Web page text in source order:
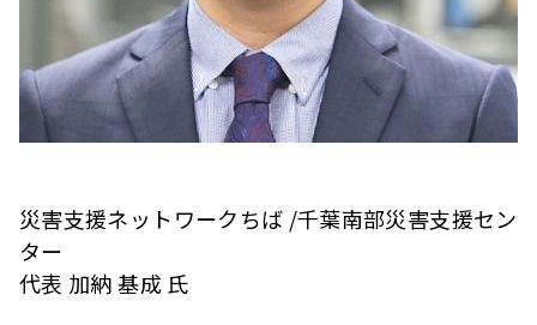
災害支援ネットワークちば /千葉南部災害支援セン
ター
代表 加納 基成 氏